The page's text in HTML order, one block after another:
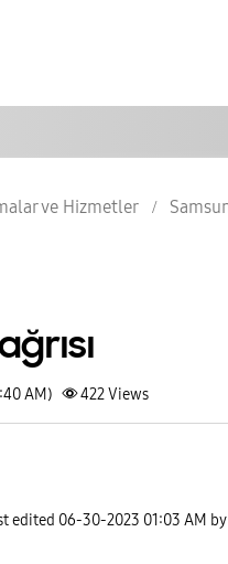
ve Hizmetler
AM) 422Views
edited ‎06-30-2023 01:03 AM by